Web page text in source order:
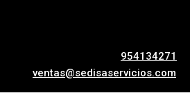
954134271
ventas@sedisaservicios.com